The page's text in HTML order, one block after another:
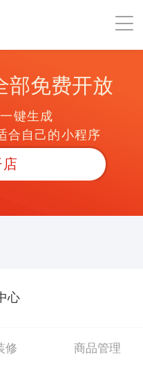
部免费开放
键生成
合自己的小程序
心
修 商品管理